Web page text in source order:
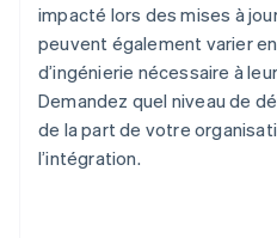
impacté lors des mises à
peuvent également varier
d’ingénierie nécessaire à
Demandez quel niveau de
de la part de votre
l’intégration.